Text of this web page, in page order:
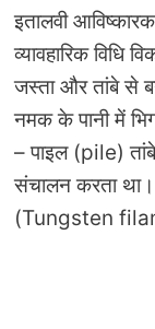
इतालवी
व्यावहारिक
जस्ता और तांबे से
नमक के पानी में
– पाइल (pile)
संचालन करता
(Tungsten